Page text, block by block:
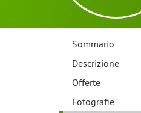
Sommario
Descrizione
Offerte
Fotografie